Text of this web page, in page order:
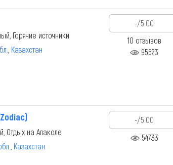
Горячие источники
Казахстан
-/5.00
10 отзывов
95623
Отдых на Алаколе
Казахстан
-/5.00
54733